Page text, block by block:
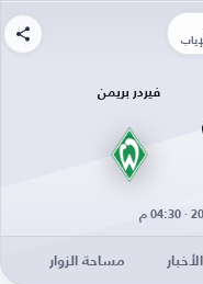
فيردر بريمن
الأخبار مساحة الزوار